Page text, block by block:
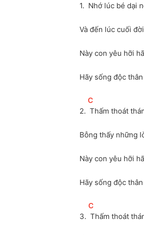
1. Nhớ lúc bé dại
Và đến lúc cuối
Này con yêu hỡi
Hãy sống độc
2.
[
C
Thấm thoát
Bỗng thấy những
Này con yêu hỡi
Hãy sống độc
3.
[
C
Thấm thoát